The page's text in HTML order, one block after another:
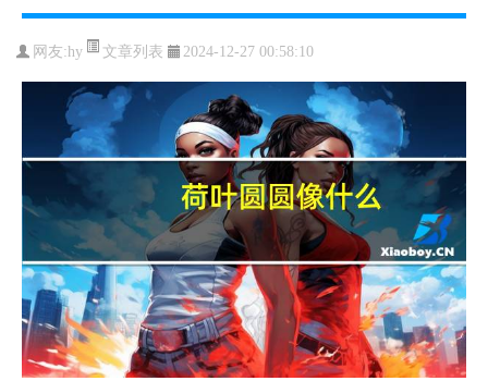
网友:hy 文章列表 2024-12-27 00:58:10